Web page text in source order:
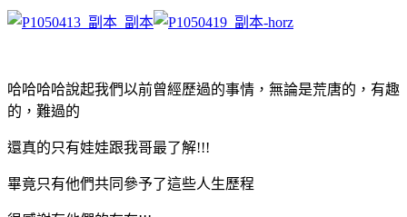
哈哈哈哈說起我們以前曾經歷過的事情，無論是荒唐的，有趣
的，難過的
還真的只有娃娃跟我哥最了解!!!
畢竟只有他們共同參予了這些人生歷程